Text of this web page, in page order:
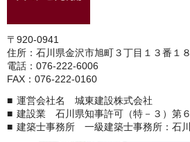
〒920-0941
住所：石川県金沢市旭町３丁目１３番１
電話：076-222-6006
FAX：076-222-0160
運営会社名 城東建設株式会社
建設業 石川県知事許可（特－３）第
建築士事務所 一級建築士事務所：石